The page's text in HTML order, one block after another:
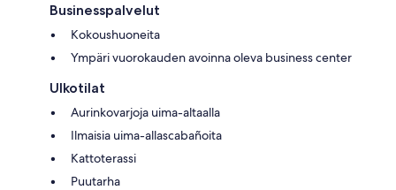
Businesspalvelut
Kokoushuoneita
Ympäri vuorokauden avoinna oleva business center
Ulkotilat
Aurinkovarjoja uima-altaalla
Ilmaisia uima-allascabañoita
Kattoterassi
Puutarha